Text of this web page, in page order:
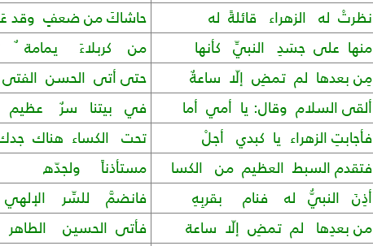
نظرتْ له الزهراء قائلةً له
حاشاكَ من ضعفٍ وقد
منها على جسَدِ النبيِّ كأنها
من كربلاءَ يمامة
مِن بعدها لم تمضِ إلّا ساعةٌ
حتى أتى الحسن الفتى
ألقى السلام وقال: يا أمي أما
في بيتنا سرٌ
فأجابتِ الزهراء يا كبدي أجلْ
تحت الكساء هناك
فتقدم السبط العظيم من الكسا
مستأذناً ولجدّه
أذِنَ النبيُّ له فنام بقربِهِ
فانضمَّ للسِّر
من بعدِها لم تمضِ إلّا ساعة
فأتى الحسين الطاهر